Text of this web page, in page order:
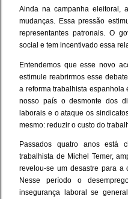
Ainda na campanha eleitoral,
mudanças. Essa pressão
representantes patronais. O
social e tem incentivado essa
Entendemos que esse novo
estimule reabrirmos esse
a reforma trabalhista
nosso país o desmonte dos
laborais e o ataque os
mesmo: reduzir o custo do
Passados quatro anos está
trabalhista de Michel Temer,
revelou-se um desastre para a
Nesse período o
insegurança laboral se